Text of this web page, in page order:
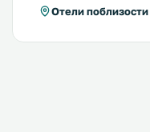
Отели поблизости